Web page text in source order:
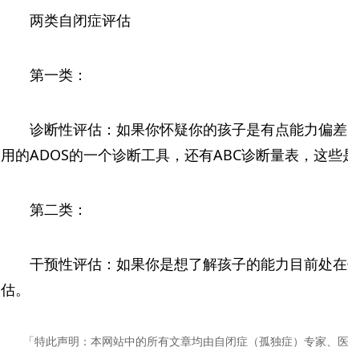
两类自闭症评估
第一类：
诊断性评估：如果你怀疑你的孩子是有点能力偏
用的ADOS的一个诊断工具，还有ABC诊断量表，这些
第二类：
干预性评估：如果你是想了解孩子的能力目前处
估。
「特此声明：本网站中的所有文章均由自闭症（孤独症）专家